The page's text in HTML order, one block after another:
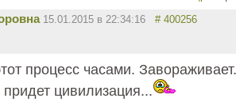
15.01.2015 в 22:34:16 # 400256
процесс часами. Завораживает.
цивилизация...